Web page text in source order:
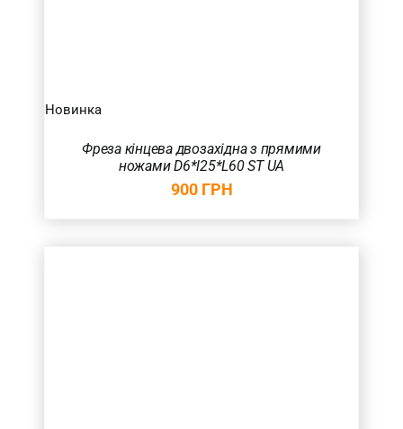
Новинка
Фреза кінцева двозахідна з прямими
ножами D6*l25*L60 ST UA
900 ГРН